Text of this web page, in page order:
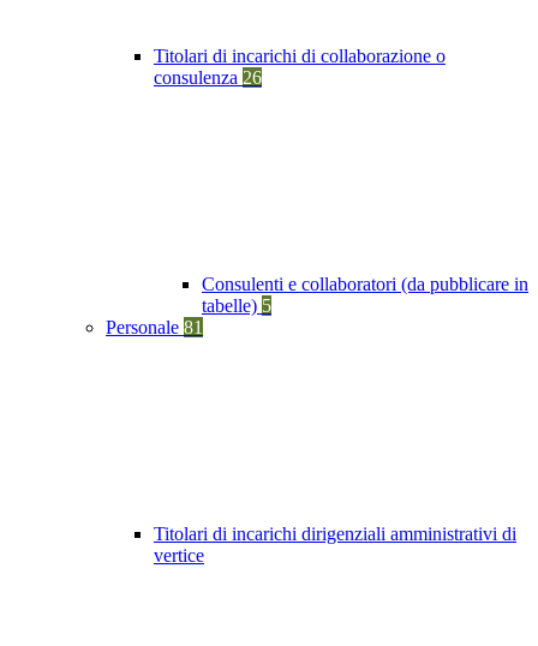
Titolari di incarichi di collaborazione o
consulenza 26
Consulenti e collaboratori (da pubblicare in
tabelle) 5
Personale 81
Titolari di incarichi dirigenziali amministrativi di
vertice